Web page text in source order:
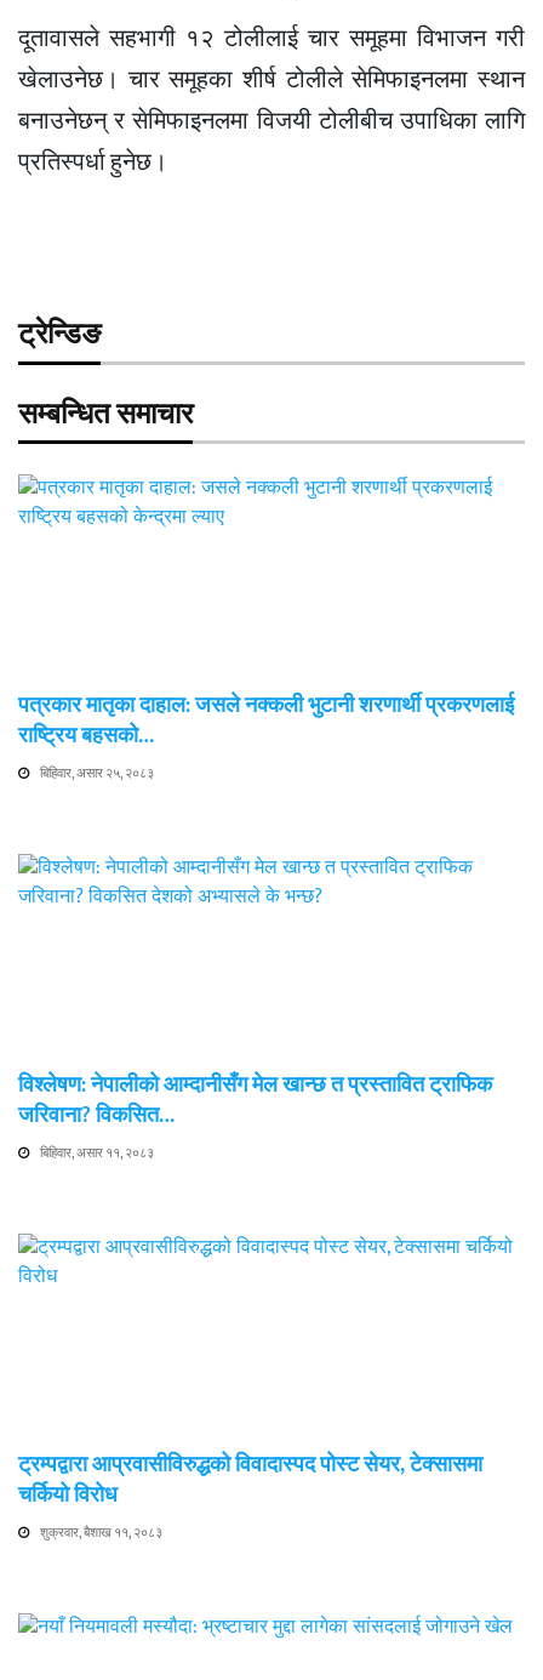
दूतावासले सहभागी १२ टोलीलाई चार समूहमा विभाजन गरी
खेलाउनेछ। चार समूहका शीर्ष टोलीले सेमिफाइनलमा स्थान
बनाउनेछन् र सेमिफाइनलमा विजयी टोलीबीच उपाधिका लागि
प्रतिस्पर्धा हुनेछ।
ट्रेन्डिङ
सम्बन्धित समाचार
पत्रकार मातृका दाहाल: जसले नक्कली भुटानी शरणार्थी प्रकरणलाई
राष्ट्रिय बहसको…
बिहिवार, असार २५, २०८३
विश्लेषण: नेपालीको आम्दानीसँग मेल खान्छ त प्रस्तावित ट्राफिक
जरिवाना? विकसित…
बिहिवार, असार ११, २०८३
ट्रम्पद्वारा आप्रवासीविरुद्धको विवादास्पद पोस्ट सेयर, टेक्सासमा
चर्कियो विरोध
शुक्रवार, बैशाख ११, २०८३